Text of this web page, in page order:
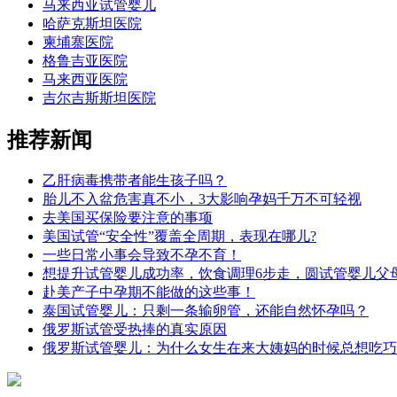
马来西亚试管婴儿
哈萨克斯坦医院
柬埔寨医院
格鲁吉亚医院
马来西亚医院
吉尔吉斯斯坦医院
推荐新闻
乙肝病毒携带者能生孩子吗？
胎儿不入盆危害真不小，3大影响孕妈千万不可轻视
去美国买保险要注意的事项
美国试管“安全性”覆盖全周期，表现在哪儿?
一些日常小事会导致不孕不育！
想提升试管婴儿成功率，饮食调理6步走，圆试管婴儿父
赴美产子中孕期不能做的这些事！
泰国试管婴儿：只剩一条输卵管，还能自然怀孕吗？
俄罗斯试管受热捧的真实原因
俄罗斯试管婴儿：为什么女生在来大姨妈的时候总想吃